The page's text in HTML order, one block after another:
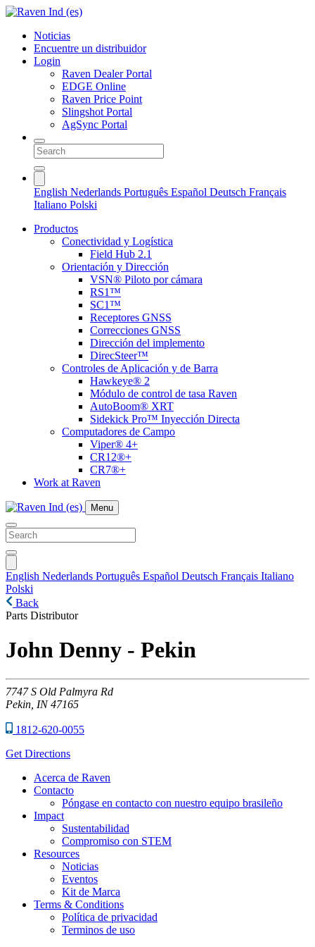
Noticias
Encuentre un distribuidor
Login
Raven Dealer Portal
EDGE Online
Raven Price Point
Slingshot Portal
AgSync Portal
English Nederlands Português Español Deutsch Français
Italiano Polski
Productos
Conectividad y Logística
Field Hub 2.1
Orientación y Dirección
VSN® Piloto por cámara
RS1™
SC1™
Receptores GNSS
Correcciones GNSS
Dirección del implemento
DirecSteer™
Controles de Aplicación y de Barra
Hawkeye® 2
Módulo de control de tasa Raven
AutoBoom® XRT
Sidekick Pro™ Inyección Directa
Computadores de Campo
Viper® 4+
CR12®+
CR7®+
Work at Raven
Menu
English Nederlands Português Español Deutsch Français Italiano
Polski
Back
Parts Distributor
John Denny - Pekin
7747 S Old Palmyra Rd
Pekin, IN 47165
1812-620-0055
Get Directions
Acerca de Raven
Contacto
Póngase en contacto con nuestro equipo brasileño
Impact
Sustentabilidad
Compromiso con STEM
Resources
Noticias
Eventos
Kit de Marca
Terms & Conditions
Política de privacidad
Terminos de uso